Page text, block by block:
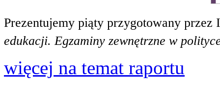
Prezentujemy piąty przygotowany
edukacji. Egzaminy zewnętrzne w
więcej na temat raportu